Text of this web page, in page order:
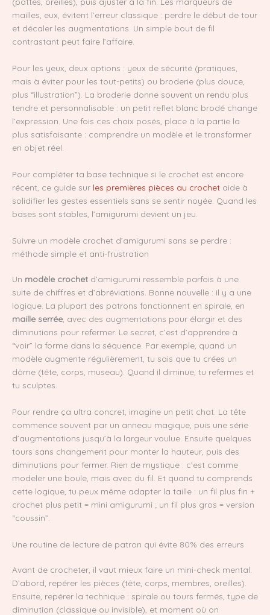
mailles, eux, évitent l’erreur classique : perdre le début de tour
et décaler les augmentations. Un simple bout de fil
contrastant peut faire l’affaire.
Pour les yeux, deux options : yeux de sécurité (pratiques,
mais à éviter pour les tout-petits) ou broderie (plus douce,
plus “illustration”). La broderie donne souvent un rendu plus
tendre et personnalisable : un petit reflet blanc brodé change
l’expression. Une fois ces choix posés, place à la partie la
plus satisfaisante : comprendre un modèle et le transformer
en objet réel.
Pour compléter ta base technique si le crochet est encore
récent, ce guide sur les premières pièces au crochet aide à
solidifier les gestes essentiels sans se sentir noyée. Quand les
bases sont stables, l’amigurumi devient un jeu.
Suivre un modèle crochet d’amigurumi sans se perdre :
méthode simple et anti-frustration
Un modèle crochet d’amigurumi ressemble parfois à une
suite de chiffres et d’abréviations. Bonne nouvelle : il y a une
logique. La plupart des patrons fonctionnent en spirale, en
maille serrée , avec des augmentations pour élargir et des
diminutions pour refermer. Le secret, c’est d’apprendre à
“voir” la forme dans la séquence. Par exemple, quand un
modèle augmente régulièrement, tu sais que tu crées un
dôme (tête, corps, museau). Quand il diminue, tu refermes et
tu sculptes.
Pour rendre ça ultra concret, imagine un petit chat. La tête
commence souvent par un anneau magique, puis une série
d’augmentations jusqu’à la largeur voulue. Ensuite quelques
tours sans changement pour monter la hauteur, puis des
diminutions pour fermer. Rien de mystique : c’est comme
modeler une boule, mais avec du fil. Et quand tu comprends
cette logique, tu peux même adapter la taille : un fil plus fin +
crochet plus petit = mini amigurumi ; un fil plus gros = version
“coussin”.
Une routine de lecture de patron qui évite 80% des erreurs
Avant de crocheter, il vaut mieux faire un mini-check mental.
D’abord, repérer les pièces (tête, corps, membres, oreilles).
Ensuite, repérer la technique : spirale ou tours fermés, type de
diminution (classique ou invisible), et moment où on